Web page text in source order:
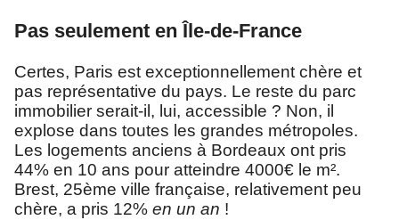
Pas seulement en Île-de-France
Certes, Paris est exceptionnellement chère et
pas représentative du pays. Le reste du parc
immobilier serait-il, lui, accessible ? Non, il
explose dans toutes les grandes métropoles.
Les logements anciens à Bordeaux ont pris
44% en 10 ans pour atteindre 4000€ le m².
Brest, 25ème ville française, relativement peu
chère, a pris 12% en un an !